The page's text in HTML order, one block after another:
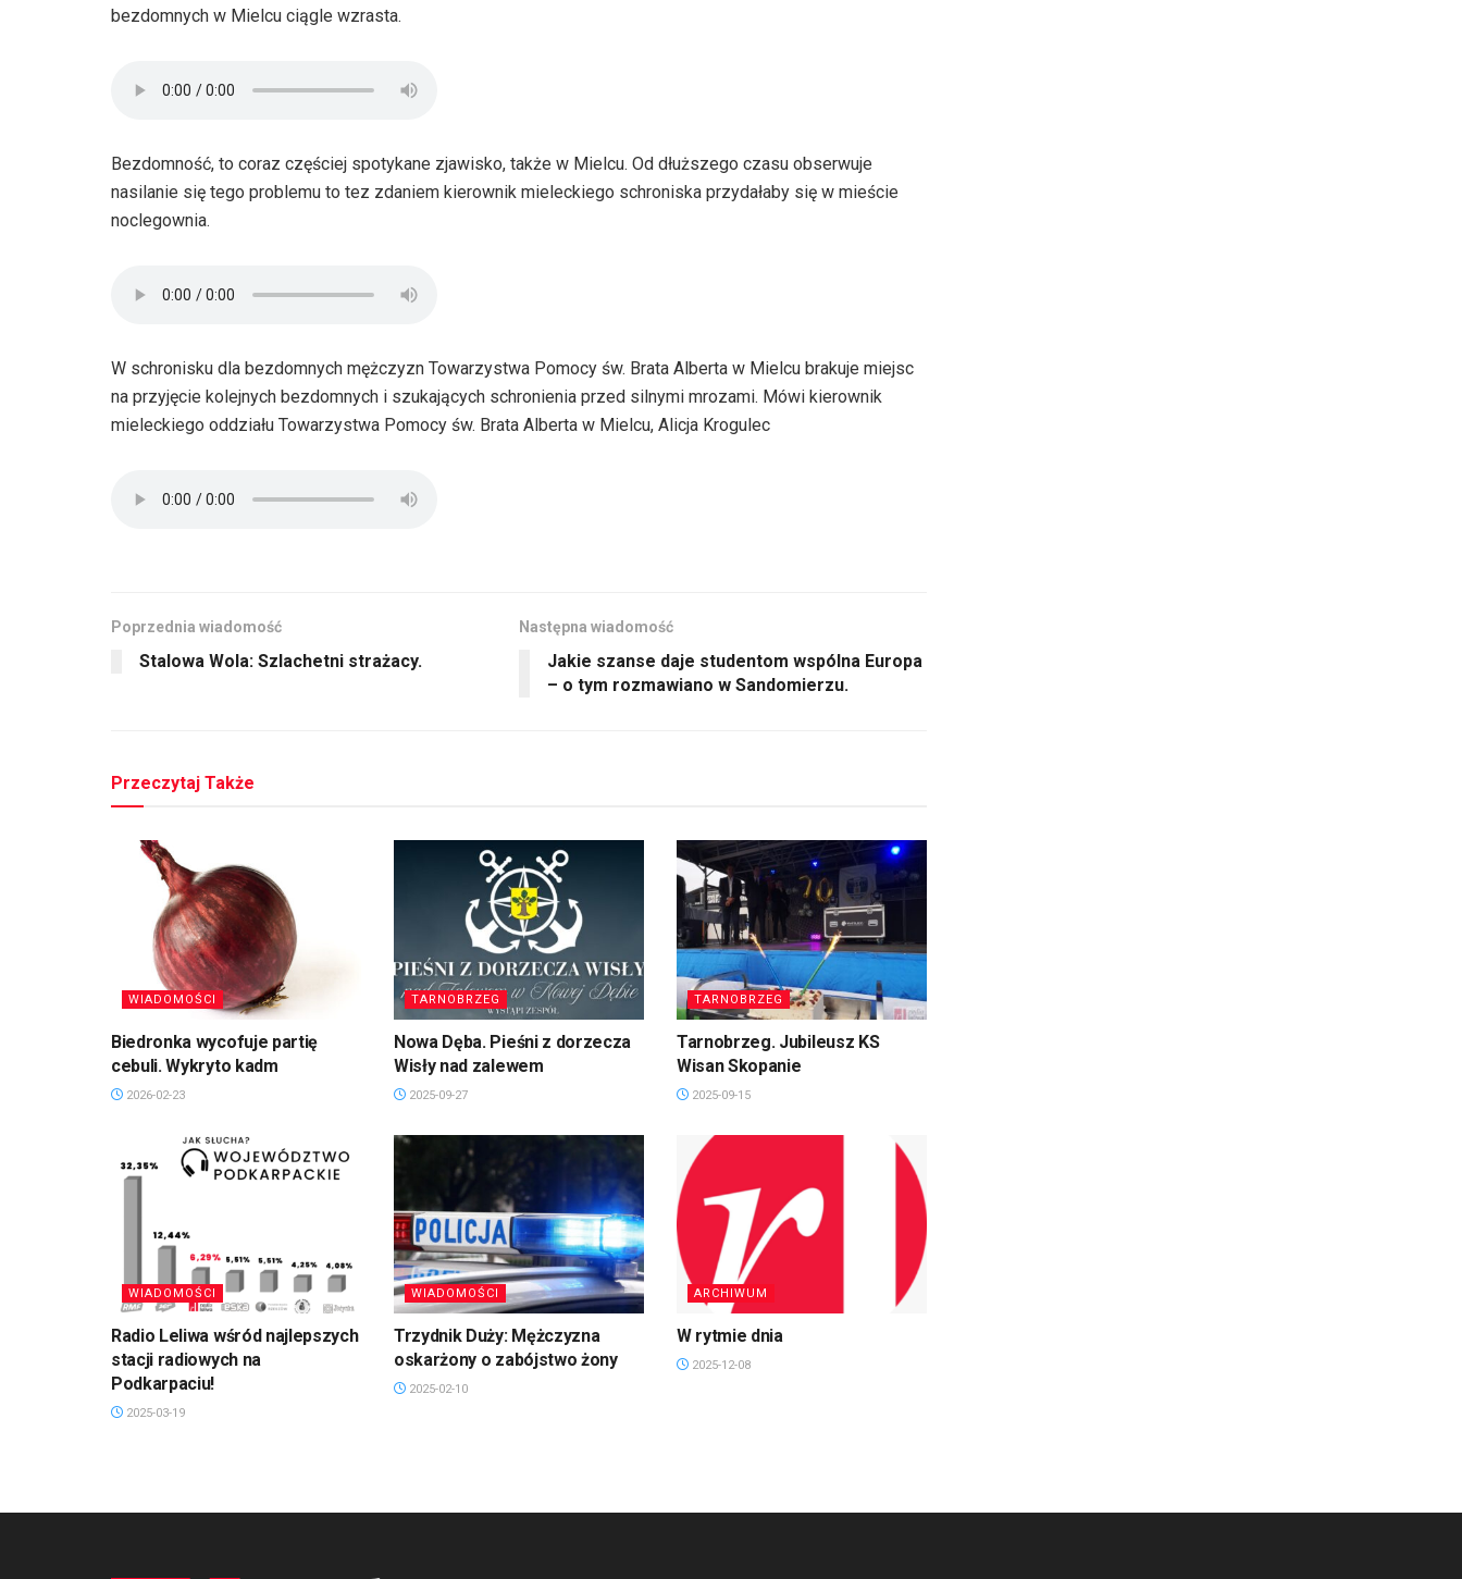
bezdomnych w Mielcu ciągle wzrasta.
Bezdomność, to coraz częściej spotykane zjawisko, także w Mielcu. Od dłuższego czasu obserwuje
nasilanie się tego problemu to tez zdaniem kierownik mieleckiego schroniska przydałaby się w mieście
noclegownia.
W schronisku dla bezdomnych mężczyzn Towarzystwa Pomocy św. Brata Alberta w Mielcu brakuje miejsc
na przyjęcie kolejnych bezdomnych i szukających schronienia przed silnymi mrozami. Mówi kierownik
mieleckiego oddziału Towarzystwa Pomocy św. Brata Alberta w Mielcu, Alicja Krogulec
Poprzednia wiadomość
Stalowa Wola: Szlachetni strażacy.
Następna wiadomość
Jakie szanse daje studentom wspólna Europa
– o tym rozmawiano w Sandomierzu.
Przeczytaj Także
WIADOMOŚCI
Biedronka wycofuje partię
cebuli. Wykryto kadm
2026-02-23
TARNOBRZEG
Nowa Dęba. Pieśni z dorzecza
Wisły nad zalewem
2025-09-27
TARNOBRZEG
Tarnobrzeg. Jubileusz KS
Wisan Skopanie
2025-09-15
WIADOMOŚCI
Radio Leliwa wśród najlepszych
stacji radiowych na
Podkarpaciu!
2025-03-19
WIADOMOŚCI
Trzydnik Duży: Mężczyzna
oskarżony o zabójstwo żony
2025-02-10
ARCHIWUM
W rytmie dnia
2025-12-08